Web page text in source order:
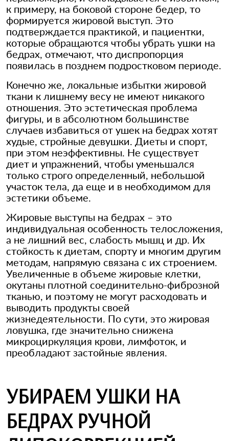
к примеру, на боковой стороне бедер, то
формируется жировой выступ. Это
подтверждается практикой, и пациентки,
которые обращаются чтобы убрать ушки на
бедрах, отмечают, что диспропорция
появилась в позднем подростковом периоде.
Конечно же, локальные избытки жировой
ткани к лишнему весу не имеют никакого
отношения. Это эстетическая проблема
фигуры, и в абсолютном большинстве
случаев избавиться от ушек на бедрах хотят
худые, стройные девушки. Диеты и спорт,
при этом неэффективны. Не существует
диет и упражнений, чтобы уменьшался
только строго определенный, небольшой
участок тела, да еще и в необходимом для
эстетики объеме.
Жировые выступы на бедрах – это
индивидуальная особенность телосложения,
а не лишний вес, слабость мышц и др. Их
стойкость к диетам, спорту и многим другим
методам, напрямую связана с их строением.
Увеличенные в объеме жировые клетки,
окутаны плотной соединительно-фиброзной
тканью, и поэтому не могут расходовать и
выводить продукты своей
жизнедеятельности. По сути, это жировая
ловушка, где значительно снижена
микроциркуляция крови, лимфоток, и
преобладают застойные явления.
УБИРАЕМ УШКИ НА
БЕДРАХ РУЧНОЙ